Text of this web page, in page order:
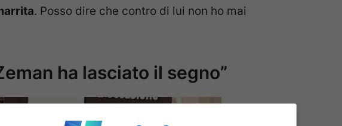
. Posso dire che contro di lui non ho mai
ha lasciato il segno”